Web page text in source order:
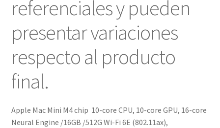
referenciales y pueden
presentar variaciones
respecto al producto
final.
Apple Mac Mini M4 chip 10-core CPU, 10-core GPU, 16-core
Neural Engine /16GB /512G Wi-Fi 6E (802.11ax),